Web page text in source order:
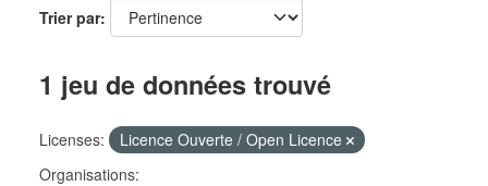
Trier par
1 jeu de données trouvé
Licenses:
Licence Ouverte / Open Licence
Organisations: